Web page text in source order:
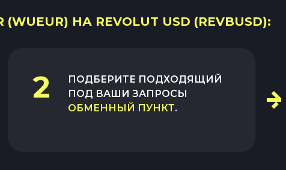
НА REVOLUT USD (REVBUSD):
2
ПОДБЕРИТЕ ПОДХОДЯЩИЙ
ПОД ВАШИ ЗАПРОСЫ
ОБМЕННЫЙ ПУНКТ.